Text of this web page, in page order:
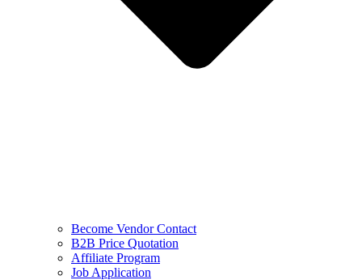
Become Vendor Contact
B2B Price Quotation
Affiliate Program
Job Application